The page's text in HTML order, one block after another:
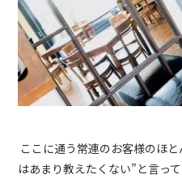
ここに通う常連のお客様のほ
はあまり教えたくない”と言っ